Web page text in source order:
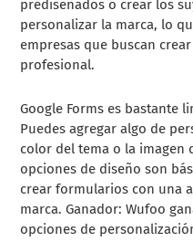
prediseñados o crear los
personalizar la marca, lo
empresas que buscan
profesional.
Google Forms es bastante
Puedes agregar algo de
color del tema o la imagen
opciones de diseño son
crear formularios con una
marca. Ganador: Wufoo
opciones de